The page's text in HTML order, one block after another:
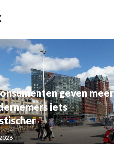
geven meer
iets